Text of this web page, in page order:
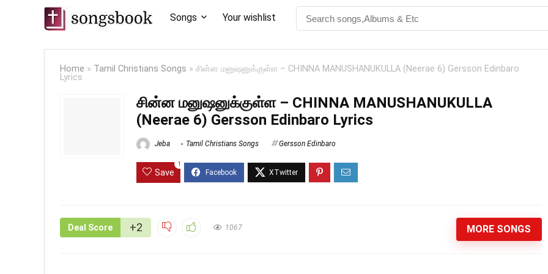
Songs Your wishlist
Home » Tamil Christians Songs » சின்ன மனுஷனுக்குள்ள – CHINNA MANUSHANUKULLA (Neerae 6) Gersson Edinbaro
Lyrics
சின்ன மனுஷனுக்குள்ள – CHINNA MANUSHANUKULLA
(Neerae 6) Gersson Edinbaro Lyrics
Jeba Tamil Christians Songs Gersson Edinbaro
Save
1
Deal Score +2 1067 MORE SONGS